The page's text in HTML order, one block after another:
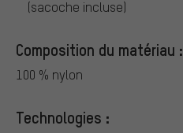
(sacoche incluse)
Composition du matériau :
100 % nylon
Technologies :